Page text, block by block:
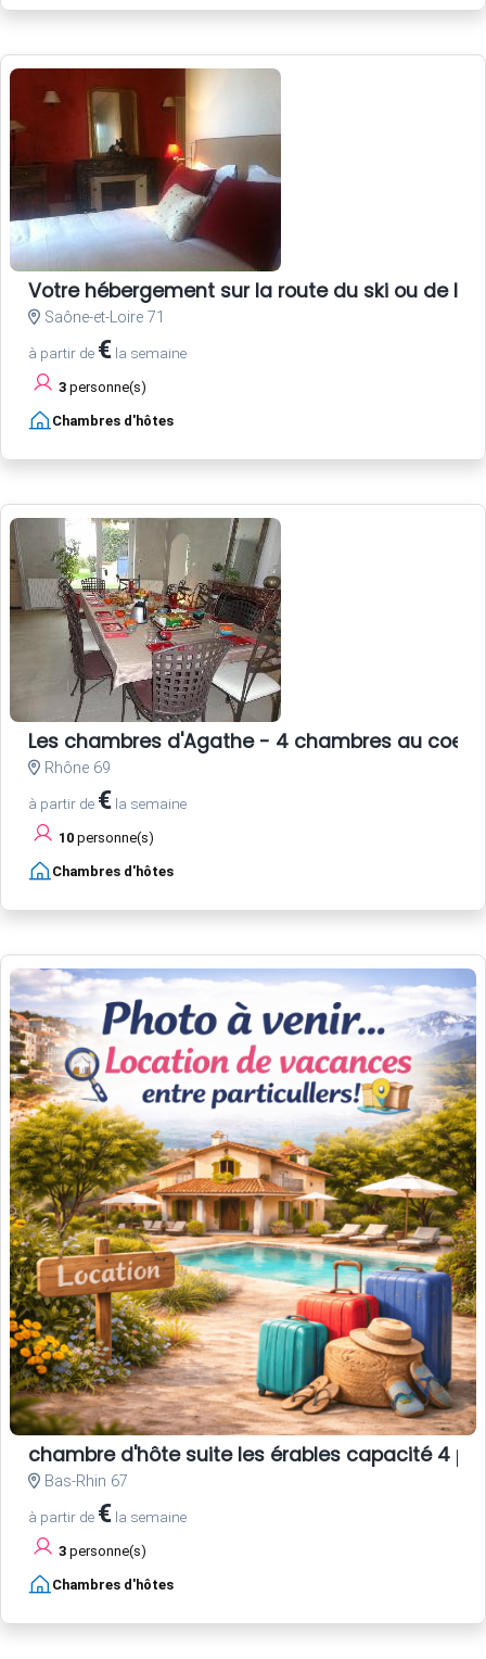
Votre hébergement sur la route du ski ou de la
Saône-et-Loire 71
à partir de € la semaine
3 personne(s)
Chambres d'hôtes
Les chambres d'Agathe - 4 chambres au
Rhône 69
à partir de € la semaine
10 personne(s)
Chambres d'hôtes
chambre d'hôte suite les érables capacité 4
Bas-Rhin 67
à partir de € la semaine
3 personne(s)
Chambres d'hôtes